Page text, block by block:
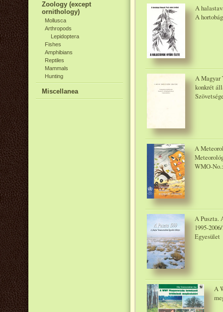
Zoology (except
ornithology)
Mollusca
Arthropods
Lepidoptera
Fishes
Amphibians
Reptiles
Mammals
Hunting
Miscellanea
A
A
A Magyar
konkrét
A
WMO-
A Puszta.
1995-
Egyesület
A